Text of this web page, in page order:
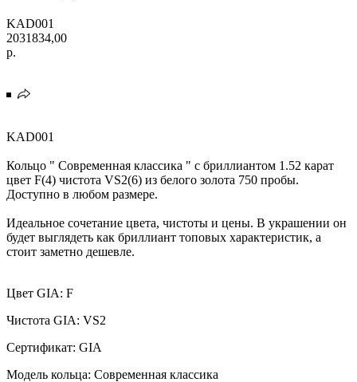
KAD001
2031834,00
р.
KAD001
Кольцо " Современная классика " с бриллиантом 1.52 карат
цвет F(4) чистота VS2(6) из белого золота 750 пробы.
Доступно в любом размере.
Идеальное сочетание цвета, чистоты и цены. В украшении он
будет выглядеть как бриллиант топовых характеристик, а
стоит заметно дешевле.
Цвет GIA: F
Чистота GIA: VS2
Сертификат: GIA
Модель кольца: Современная классика